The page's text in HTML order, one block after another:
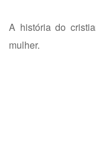
A história do
mulher.